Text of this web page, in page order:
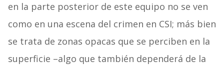
en la parte posterior de este equipo no se ven
como en una escena del crimen en CSI; más bien
se trata de zonas opacas que se perciben en la
superficie –algo que también dependerá de la